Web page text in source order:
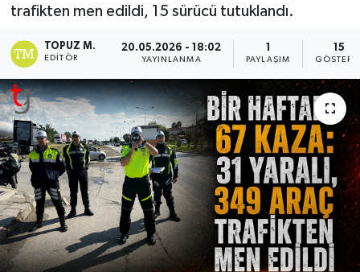
trafikten men edildi, 15 sürücü tutuklandı.
TOPUZ M.
EDITÖR
20.05.2026 - 18:02
YAYINLANMA PAYLAŞIM
15